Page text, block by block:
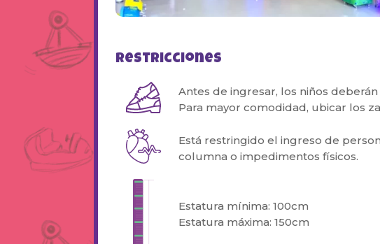
Restricciones
Antes de ingresar, los niños
Para mayor comodidad, ubicar los
Está restringido el ingreso de
columna o impedimentos físicos.
Estatura mínima: 100cm
Estatura máxima: 150cm